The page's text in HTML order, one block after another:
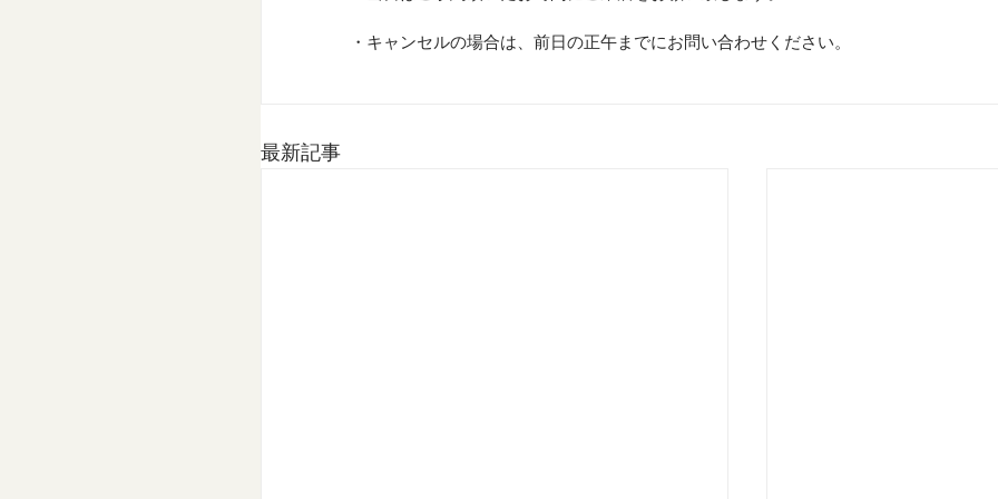
・キャンセルの場合は、前日の正午までにお問い合わせください。
最新記事